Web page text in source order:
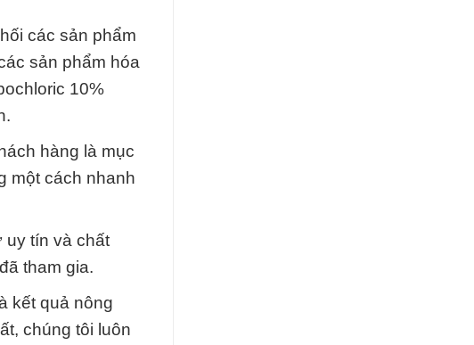
các sản phẩm
sản phẩm hóa
10%
hàng là mục
một cách nhanh
uy tín và chất
tham gia.
kết quả nông
chúng tôi luôn